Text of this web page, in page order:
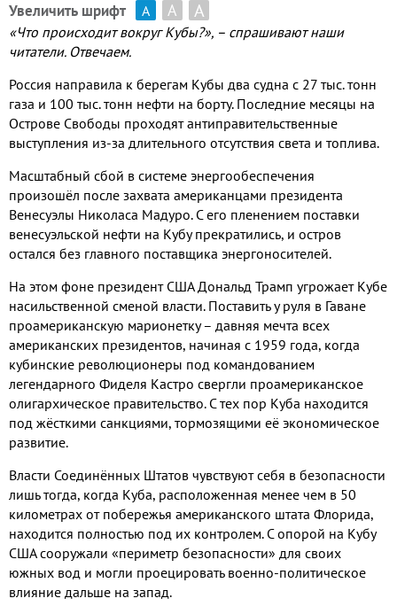
Увеличить шрифт А А А
«Что происходит вокруг Кубы?», – спрашивают наши
читатели. Отвечаем.
Россия направила к берегам Кубы два судна с 27 тыс. тонн
газа и 100 тыс. тонн нефти на борту. Последние месяцы на
Острове Свободы проходят антиправительственные
выступления из-за длительного отсутствия света и топлива.
Масштабный сбой в системе энергообеспечения
произошёл после захвата американцами президента
Венесуэлы Николаса Мадуро. С его пленением поставки
венесуэльской нефти на Кубу прекратились, и остров
остался без главного поставщика энергоносителей.
На этом фоне президент США Дональд Трамп угрожает Кубе
насильственной сменой власти. Поставить у руля в Гаване
проамериканскую марионетку – давняя мечта всех
американских президентов, начиная с 1959 года, когда
кубинские революционеры под командованием
легендарного Фиделя Кастро свергли проамериканское
олигархическое правительство. С тех пор Куба находится
под жёсткими санкциями, тормозящими её экономическое
развитие.
Власти Соединённых Штатов чувствуют себя в безопасности
лишь тогда, когда Куба, расположенная менее чем в 50
километрах от побережья американского штата Флорида,
находится полностью под их контролем. С опорой на Кубу
США сооружали «периметр безопасности» для своих
южных вод и могли проецировать военно-политическое
влияние дальше на запад.